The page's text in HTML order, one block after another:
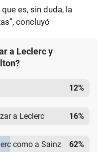
es, sin duda, la
concluyó
a Leclerc y
12%
a Leclerc 16%
como a Sainz 62%